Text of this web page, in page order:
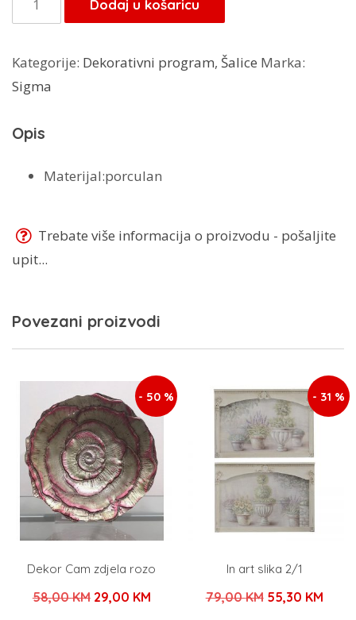
šalice
180cl
količina
Dodaj u košaricu
Kategorije: Dekorativni program, Šalice Marka:
Sigma
Opis
Materijal:porculan
Trebate više informacija o proizvodu - pošaljite
upit...
Povezani proizvodi
- 50 %
Dekor Cam zdjela rozo
58,00KM Izvorna
29,00 KMTrenutna
- 31 %
In art slika 2/1
79,00KM Izvorna
55,30 KM